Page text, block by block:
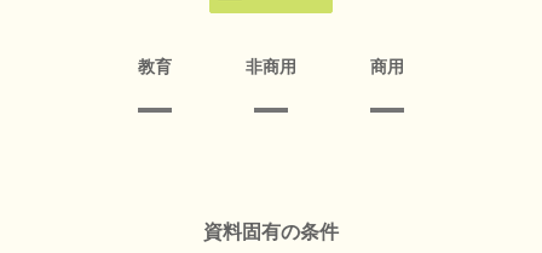
教育 非商用 商用
資料固有の条件